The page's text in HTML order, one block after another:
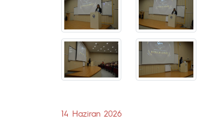
14 Haziran 2026